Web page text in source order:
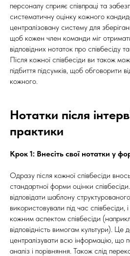
персоналу сприяє співпраці та
систематичну оцінку кожного
централізовану систему для
щоб кожен член команди міг
відповідних нотаток про співбесіду
Після кожної співбесіди ви також
підбиття підсумків, щоб обговорити
кожного.
Нотатки після
практики
Крок 1: Внесіть свої нотатки у
Одразу після кожної співбесіди
стандартної форми оцінки
відповідати шаблону
використовували під час співбесіди,
кожним аспектом співбесіди
відповідність вимогам культури). Це
централізувати всю інформацію, що
аналіз і порівняння. Також слід